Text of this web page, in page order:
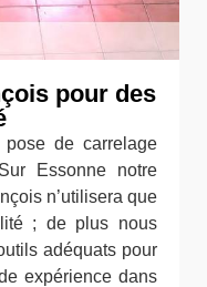
pour des
de carrelage
Essonne notre
n’utilisera que
; de plus nous
adéquats pour
expérience dans